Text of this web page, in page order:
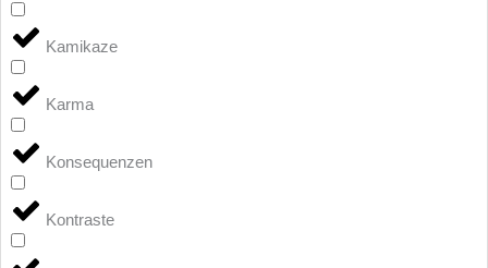
Kamikaze
Karma
Konsequenzen
Kontraste